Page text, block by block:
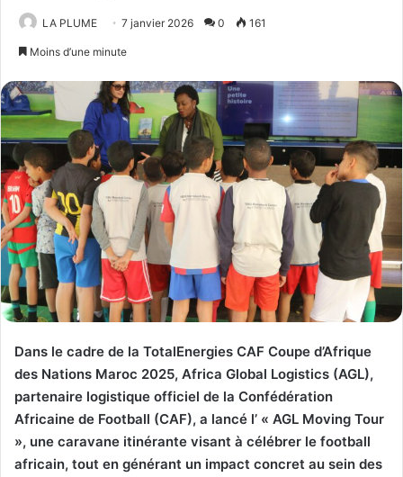
LA PLUME 7 janvier 2026 0 161
Moins d’une minute
Dans le cadre de la TotalEnergies CAF Coupe d’Afrique
des Nations Maroc 2025, Africa Global Logistics (AGL),
partenaire logistique officiel de la Confédération
Africaine de Football (CAF), a lancé l’ « AGL Moving Tour
», une caravane itinérante visant à célébrer le football
africain, tout en générant un impact concret au sein des